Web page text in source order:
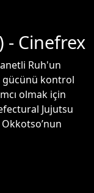
) - Cinefrex
Ruh'un
kontrol
olmak için
Jujutsu